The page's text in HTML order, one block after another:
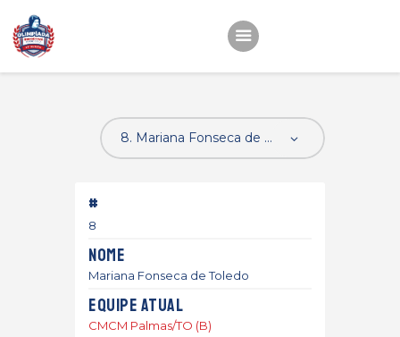
22ª OEMC
Atletas
Sagrado Rede de
Educação
#
8
Nome
Mariana Fonseca de Toledo
Equipe atual
CMCM Palmas/TO (B)